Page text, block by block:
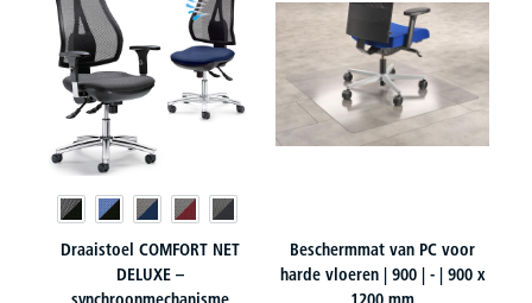
Draaistoel COMFORT NET
DELUXE –
Beschermmat van PC voor
harde vloeren | 900 | - | 900 x